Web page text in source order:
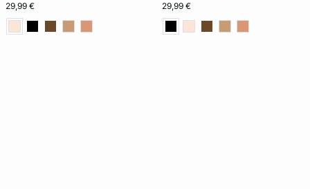
29,99 € 29,99 €